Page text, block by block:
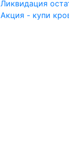
Ликвидация
Акция - купи